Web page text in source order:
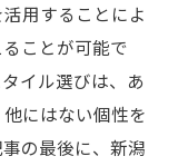
用することによ
ことが可能で
イル選びは、あ
にはない個性を
の最後に、新潟